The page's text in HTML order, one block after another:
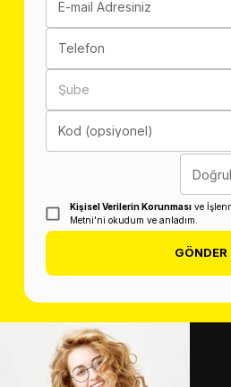
E-mail Adresiniz
Telefon
Şube
Kod (opsiyonel)
Kişisel Verilerin Korunması ve
Metni'ni okudum ve anladım.
GÖNDER